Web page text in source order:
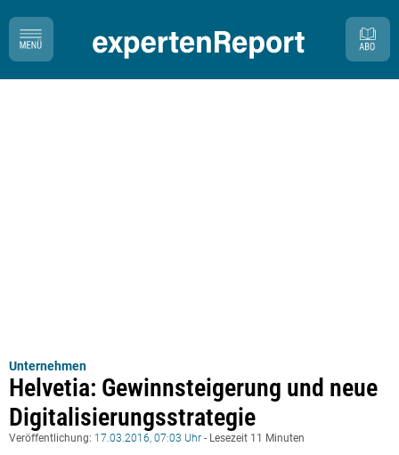
Unternehmen
Helvetia: Gewinnsteigerung und neue
Digitalisierungsstrategie
Veröffentlichung: 17.03.2016, 07:03 Uhr - Lesezeit 11 Minuten